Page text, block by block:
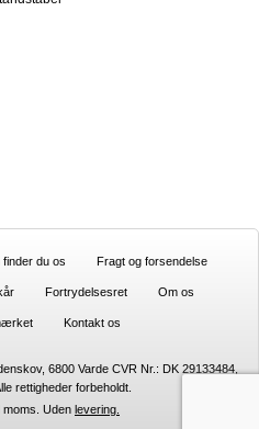
finder du os Fragt og forsendelse
Fortrydelsesret Om os
Kontakt os
6800 Varde CVR Nr.: DK 29133484,
rettigheder forbeholdt.
moms. Uden levering.